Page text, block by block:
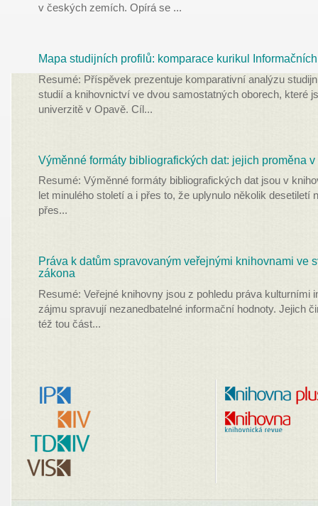
v českých zemích. Opírá se ...
Mapa studijních profilů: komparace kurikul
Resumé: Příspěvek prezentuje komparativní analýzu
studií a knihovnictví ve dvou samostatných oborech, které
univerzitě v Opavě. Cíl...
Výměnné formáty bibliografických dat: jejich proměna
Resumé: Výměnné formáty bibliografických dat jsou v
let minulého století a i přes to, že uplynulo několik desetiletí
přes...
Práva k datům spravovaným veřejnými knihovnami ve
zákona
Resumé: Veřejné knihovny jsou z pohledu práva kulturními
zájmu spravují nezanedbatelné informační hodnoty. Jejich
též tou část...